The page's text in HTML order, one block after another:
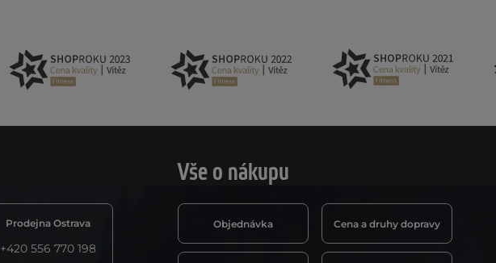
Prodejna Ostrava
+420 556 770 198
Vše o nákupu
Objednávka Cena a druhy dopravy